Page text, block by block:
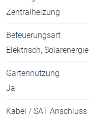
Zentralheizung
Befeuerungsart
Elektrisch, Solarenergie
Gartennutzung
Ja
Kabel / SAT Anschluss